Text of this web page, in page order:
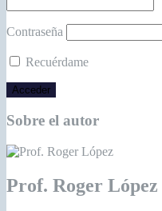
Contraseña
Recuérdame
Sobre el autor
Prof. Roger López